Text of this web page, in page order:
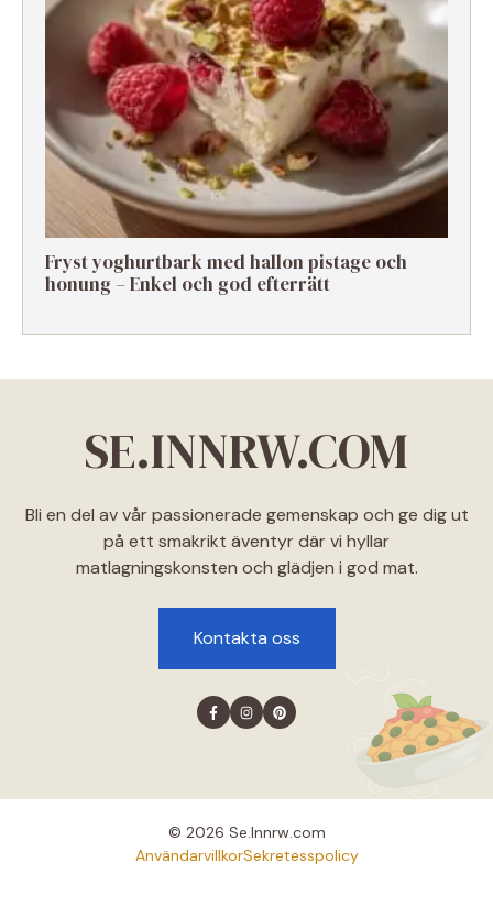
Fryst yoghurtbark med hallon pistage och
honung – Enkel och god efterrätt
SE.INNRW.COM
Bli en del av vår passionerade gemenskap och ge dig ut
på ett smakrikt äventyr där vi hyllar
matlagningskonsten och glädjen i god mat.
Kontakta oss
© 2026 Se.lnnrw.com
AnvändarvillkorSekretesspolicy